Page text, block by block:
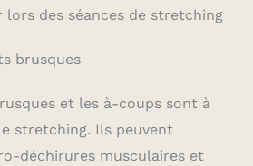
lors des séances de stretching
brusques
et les à-coups sont à
stretching. Ils peuvent
déchirures musculaires et